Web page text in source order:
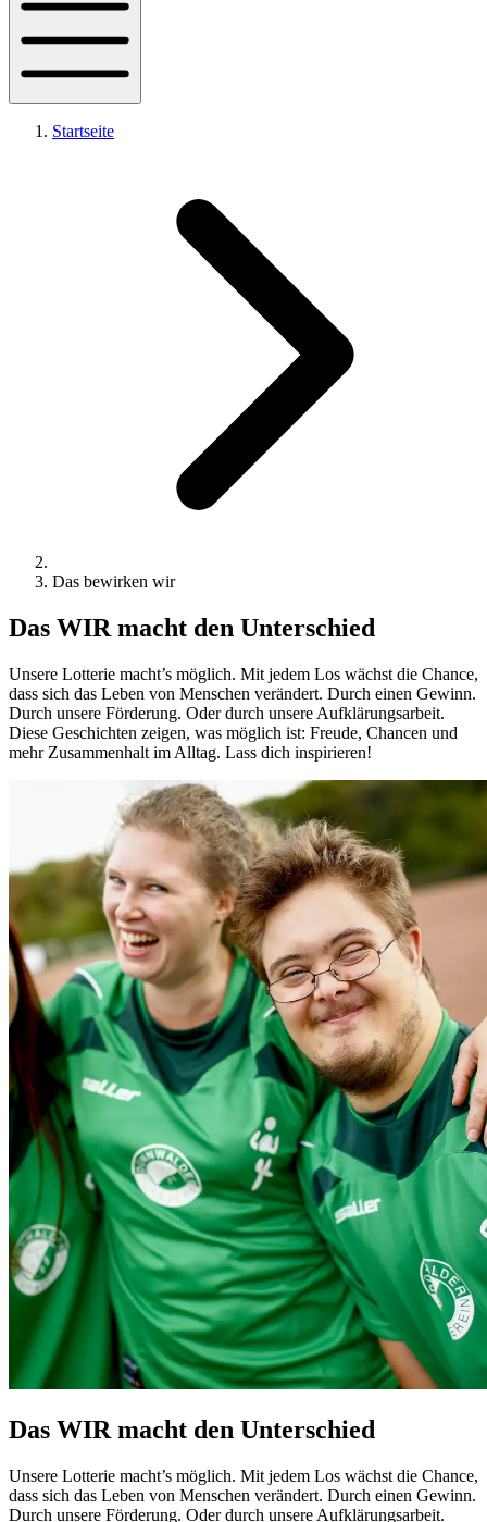
Startseite
Das bewirken wir
Das WIR macht den Unterschied
Unsere Lotterie macht’s möglich. Mit jedem Los wächst die Chance,
dass sich das Leben von Menschen verändert. Durch einen Gewinn.
Durch unsere Förderung. Oder durch unsere Aufklärungsarbeit.
Diese Geschichten zeigen, was möglich ist: Freude, Chancen und
mehr Zusammenhalt im Alltag. Lass dich inspirieren!
Das WIR macht den Unterschied
Unsere Lotterie macht’s möglich. Mit jedem Los wächst die Chance,
dass sich das Leben von Menschen verändert. Durch einen Gewinn.
Durch unsere Förderung. Oder durch unsere Aufklärungsarbeit.